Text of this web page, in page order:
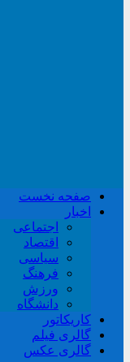
صفحه نخست
اخبار
اجتماعی
اقتصاد
سیاسی
فرهنگ
ورزش
دانشگاه
کاریکاتور
گالری فیلم
گالری عکس